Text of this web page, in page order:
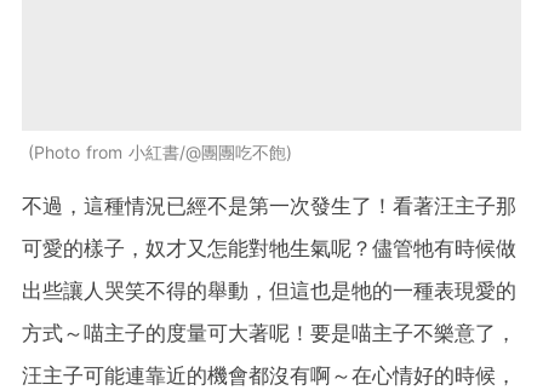
Photo from 小紅書/@團團吃不飽
不過，這種情況已經不是第一次發生了！看著汪主子那
可愛的樣子，奴才又怎能對牠生氣呢？儘管牠有時候做
出些讓人哭笑不得的舉動，但這也是牠的一種表現愛的
方式～喵主子的度量可大著呢！要是喵主子不樂意了，
汪主子可能連靠近的機會都沒有啊～在心情好的時候，